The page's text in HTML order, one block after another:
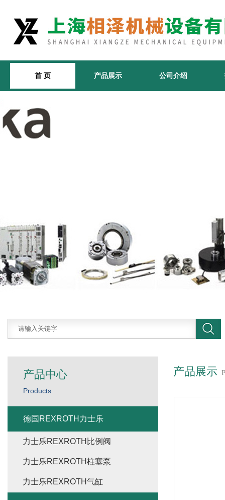
首 页 产品展示 公司介绍
产品展示
产品中心
Products
德国REXROTH力士乐
力士乐REXROTH比例阀
力士乐REXROTH柱塞泵
力士乐REXROTH气缸